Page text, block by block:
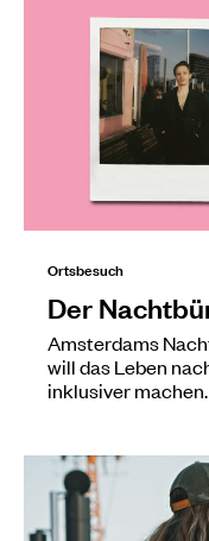
Ortsbesuch
Der
Amsterdams
will das Leben
inklusiver machen.